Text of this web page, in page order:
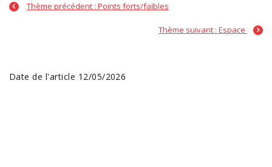
Thème précédent : Points forts/faibles
Thème suivant : Espace
Date de l'article 12/05/2026